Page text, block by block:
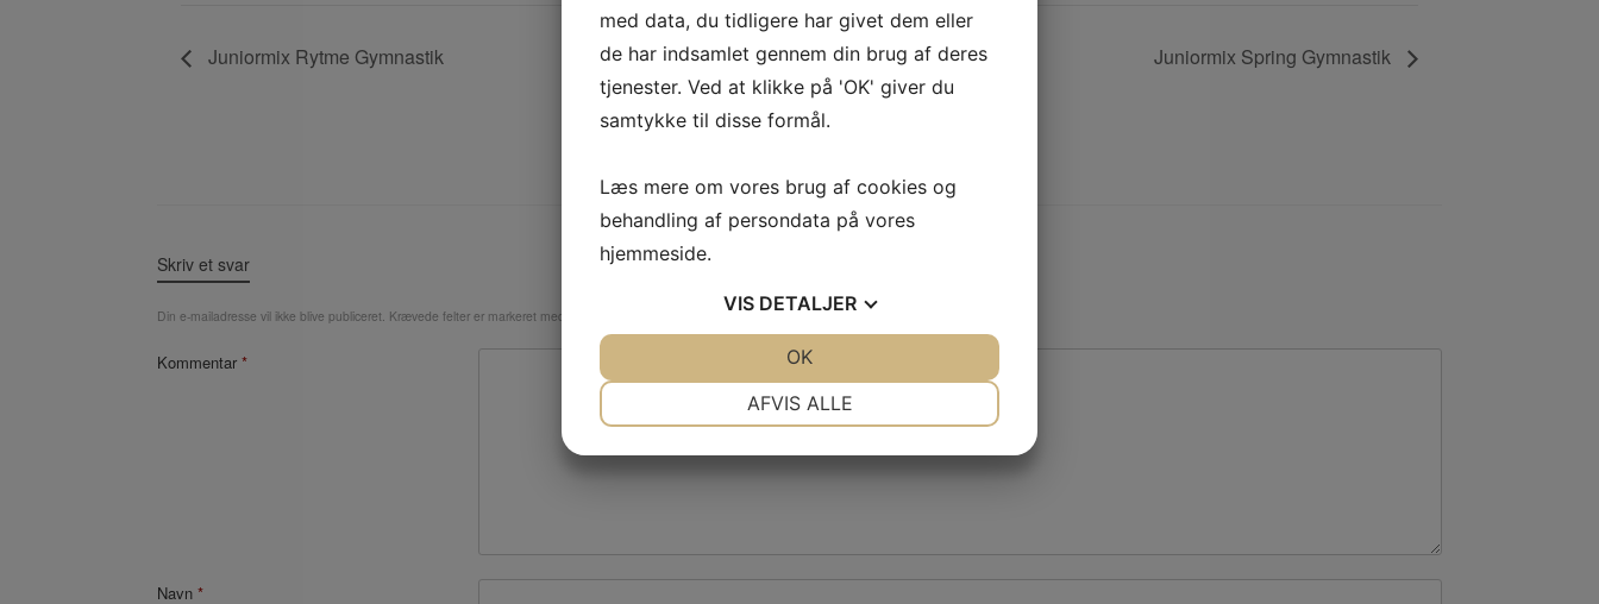
Juniormix Rytme Gymnastik Juniormix Spring Gymnastik
Skriv et svar
Din e-mailadresse vil ikke blive publiceret. Krævede felter er markeret med
Kommentar *
Navn *
med data, du tidligere har givet dem eller
de har indsamlet gennem din brug af deres
tjenester. Ved at klikke på 'OK' giver du
samtykke til disse formål.
Læs mere om vores brug af cookies og
behandling af persondata på vores
hjemmeside.
VIS DETALJER
AFVIS ALLE
OK